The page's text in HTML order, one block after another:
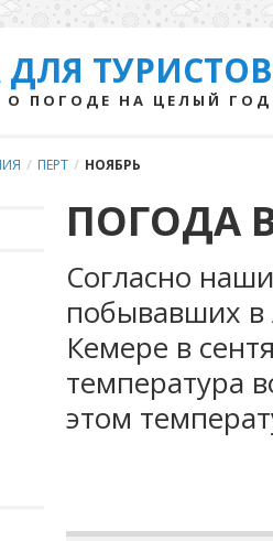
ТУРИСТОВ
ПОГОДЕ НА ЦЕЛЫЙ ГОД
/ ПЕРТ / НОЯБРЬ
ПОГОДА
Согласно
побывавших в
Кемере в
температура
этом